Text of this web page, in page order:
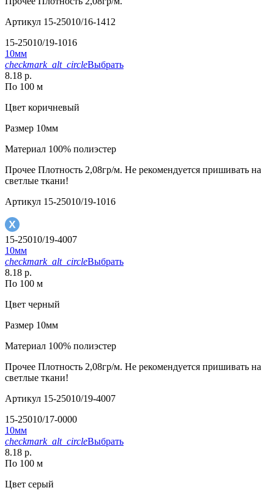
Артикул 15-25010/16-1412
15-25010/19-1016
10мм
checkmark_alt_circleВыбрать
8.18 р.
По 100 м
Цвет коричневый
Размер 10мм
Материал 100% полиэстер
Прочее Плотность 2,08гр/м. Не рекомендуется пришивать на
светлые ткани!
Артикул 15-25010/19-1016
15-25010/19-4007
10мм
checkmark_alt_circleВыбрать
8.18 р.
По 100 м
Цвет черный
Размер 10мм
Материал 100% полиэстер
Прочее Плотность 2,08гр/м. Не рекомендуется пришивать на
светлые ткани!
Артикул 15-25010/19-4007
15-25010/17-0000
10мм
checkmark_alt_circleВыбрать
8.18 р.
По 100 м
Цвет серый